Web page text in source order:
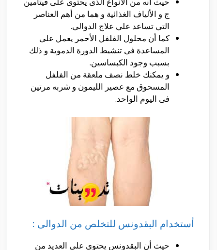
ج و الألياف الغذائية و هما من أهم العناصر
التى تساعد على علاج الدوالى.
كما أن محلول الفلفل الأحمر يعمل على
المساعدة فى تنشيط الدورة الدموية و ذلك
بسبب وجود الكبساسين.
و يمكنك خلط نصف ملعقة من الفلفل
المسحوق مع عصير الليمون و شربه مرتين
فى اليوم الواحد.
أستخدام البقدونس للتخلص من الدوالى :
حيث أن البقدونس يحتوى على العديد من